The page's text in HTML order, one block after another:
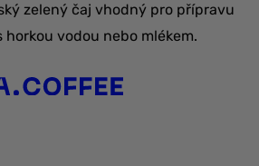
zelený čaj vhodný pro přípravu
vodou nebo mlékem.